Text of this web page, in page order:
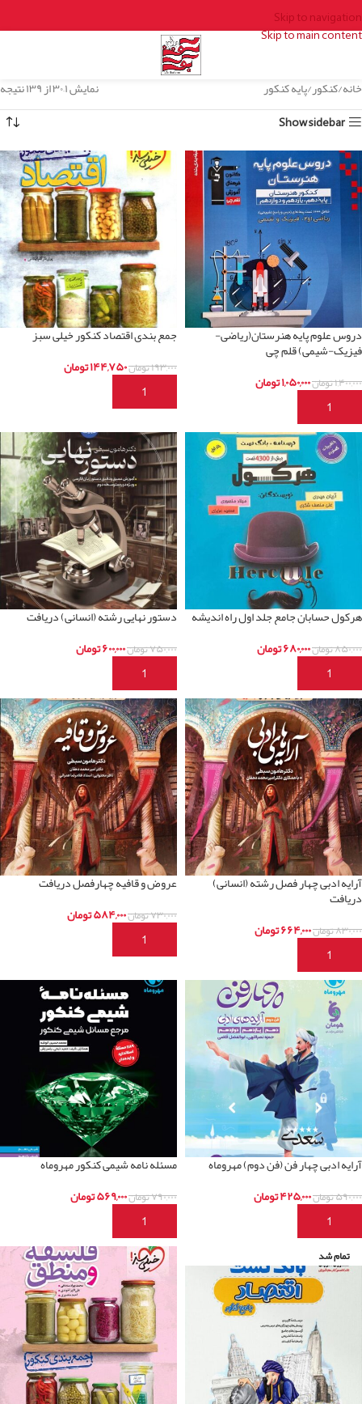
Skip to navigation
Skip to main content
خانه کنکور پایه کنکور
نمایش ۱–۳۰ از ۱۳۹ نتیجه
Show sidebar
دروس علوم پایه هنرستان(ریاضی-
فیزیک-شیمی) قلم چی
۱,۴۰۰,۰۰۰تومان۱,۰۵۰,۰۰۰تومان
افزودن به سبد خرید
جمع بندی اقتصاد کنکور خیلی سبز
۱۹۳,۰۰۰تومان۱۴۴,۷۵۰تومان
افزودن به سبد خرید
هرکول حسابان جامع جلد اول راه اندیشه
۸۵۰,۰۰۰تومان۶۸۰,۰۰۰تومان
افزودن به سبد خرید
دستور نهایی رشته (انسانی) دریافت
۷۵۰,۰۰۰تومان۶۰۰,۰۰۰تومان
افزودن به سبد خرید
آرایه ادبی چهار فصل رشته (انسانی)
دریافت
۸۳۰,۰۰۰تومان۶۶۴,۰۰۰تومان
افزودن به سبد خرید
عروض و قافیه چهارفصل دریافت
۷۳۰,۰۰۰تومان۵۸۴,۰۰۰تومان
افزودن به سبد خرید
آرایه ادبی چهار فن (فن دوم) مهروماه
۵۹۰,۰۰۰تومان۴۲۵,۰۰۰تومان
افزودن به سبد خرید
مسئله نامه شیمی کنکور مهروماه
۷۹۰,۰۰۰تومان۵۶۹,۰۰۰تومان
افزودن به سبد خرید
تمام شد